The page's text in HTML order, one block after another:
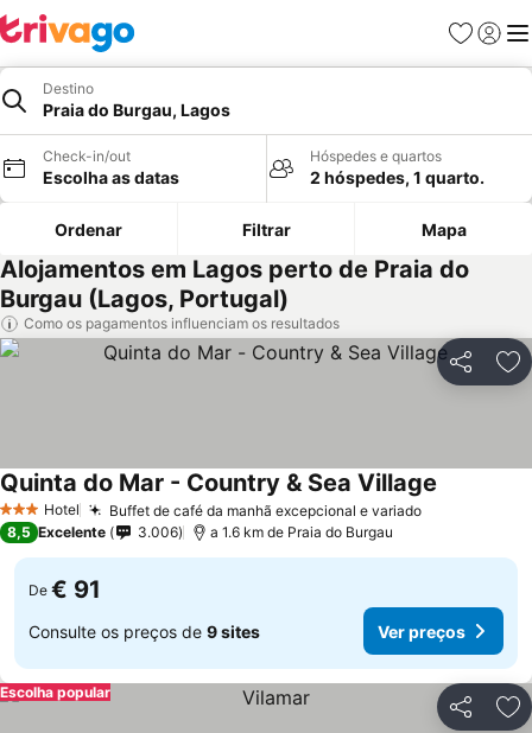
Favoritos
Iniciar
Destino
Praia do Burgau, Lagos
Check-in/out
Escolha as datas
Hóspedes e quartos
2 hóspedes, 1 quarto.
Ordenar Filtrar Mapa
Alojamentos em Lagos perto de Praia do
Burgau (Lagos, Portugal)
Como os pagamentos influenciam os resultados
Partilhar
3 EstrelasHotel Buffet de café da manhã excepcional e variado
Quinta do Mar - Country & Sea Village
8,5 Excelente 3.006 a 1.6 km de Praia do Burgau
De € 91
Consulte os preços de 9 sites Ver preços
Partilhar
Escolha popular